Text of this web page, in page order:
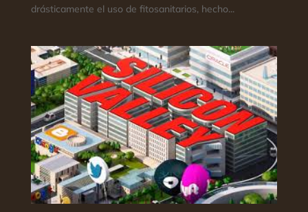
drásticamente el uso de fitosanitarios, hecho...